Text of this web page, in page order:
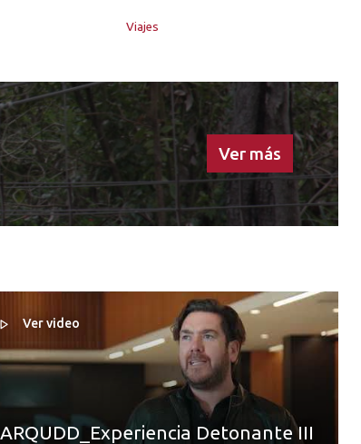
Viajes
Ver más
Ver video
ARQUDD_Experiencia Detonante III